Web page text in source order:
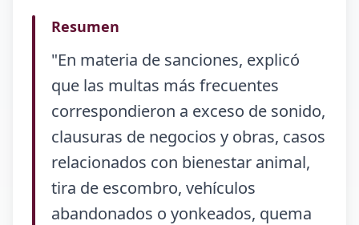
Resumen
"En materia de sanciones, explicó
que las multas más frecuentes
correspondieron a exceso de sonido,
clausuras de negocios y obras, casos
relacionados con bienestar animal,
tira de escombro, vehículos
abandonados o yonkeados, quema